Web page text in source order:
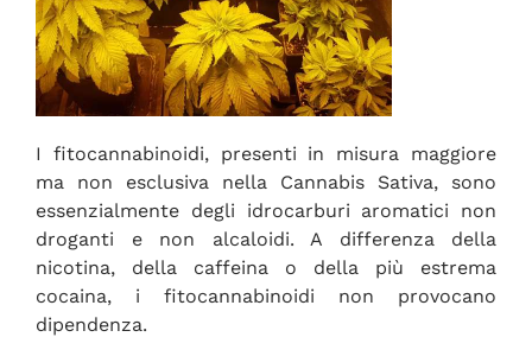
I fitocannabinoidi, presenti in misura maggiore
ma non esclusiva nella Cannabis Sativa, sono
essenzialmente degli idrocarburi aromatici non
droganti e non alcaloidi. A differenza della
nicotina, della caffeina o della più estrema
cocaina, i fitocannabinoidi non provocano
dipendenza.